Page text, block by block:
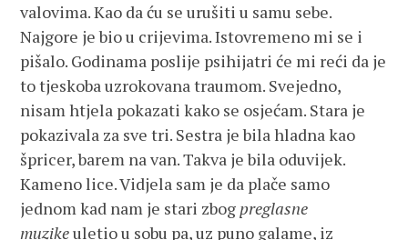
valovima. Kao da ću se urušiti u samu sebe.
Najgore je bio u crijevima. Istovremeno mi se i
pišalo. Godinama poslije psihijatri će mi reći da je
to tjeskoba uzrokovana traumom. Svejedno,
nisam htjela pokazati kako se osjećam. Stara je
pokazivala za sve tri. Sestra je bila hladna kao
špricer, barem na van. Takva je bila oduvijek.
Kameno lice. Vidjela sam je da plače samo
jednom kad nam je stari zbog preglasne
muzikeuletio u sobu pa, uz puno galame, iz